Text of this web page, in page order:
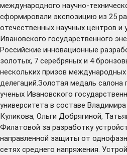
международного научно-
сформировали экспозицию из 25
отечественных научных центров и
Ивановского государственного
Российские инновационные
золотых, 7 серебряных и 4
нескольких призов
делегаций.Золотая медаль салона
ученых Ивановского
университета в составе
Куликова, Ольги Добрягиной,
Филатовой за разработку
направленной защиты от
сетях среднего напряжения.